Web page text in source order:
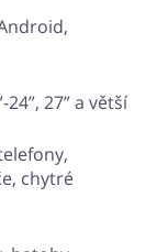
27” a větší
chytré